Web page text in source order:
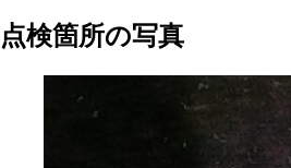
点検箇所の写真